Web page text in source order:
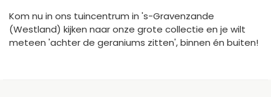
Kom nu in ons tuincentrum in 's-Gravenzande
(Westland) kijken naar onze grote collectie en je wilt
meteen 'achter de geraniums zitten', binnen én buiten!